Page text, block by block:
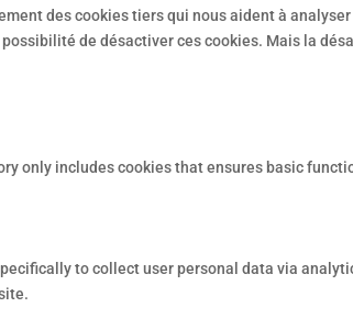
des cookies tiers qui nous aident à
de désactiver ces cookies. Mais la
only includes cookies that ensures basic
to collect user personal data via